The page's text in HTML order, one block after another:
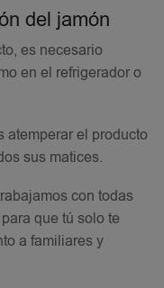
del jamón
es necesario
en el refrigerador o
atemperar el producto
sus matices.
con todas
que tú solo te
a familiares y